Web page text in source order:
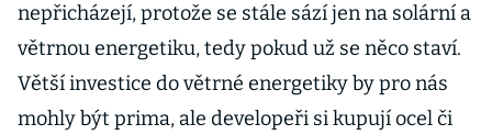
nepřicházejí, protože se stále sází jen na solární a
větrnou energetiku, tedy pokud už se něco staví.
Větší investice do větrné energetiky by pro nás
mohly být prima, ale developeři si kupují ocel či